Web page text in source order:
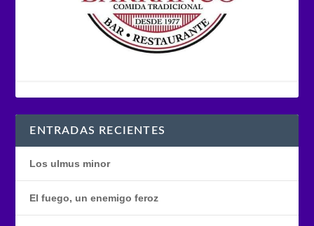
ENTRADAS RECIENTES
Los ulmus minor
El fuego, un enemigo feroz